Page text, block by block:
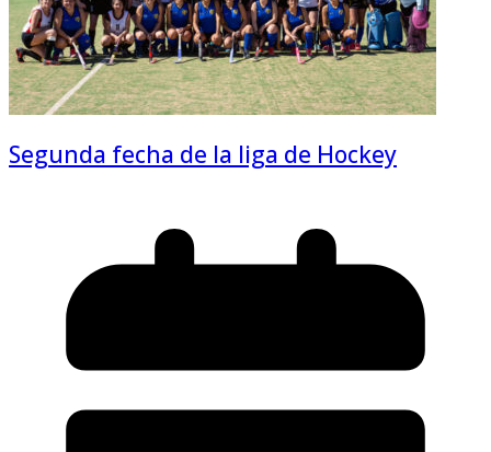
Segunda fecha de la liga de Hockey